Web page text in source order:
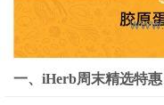
一、iHerb周末精选特惠